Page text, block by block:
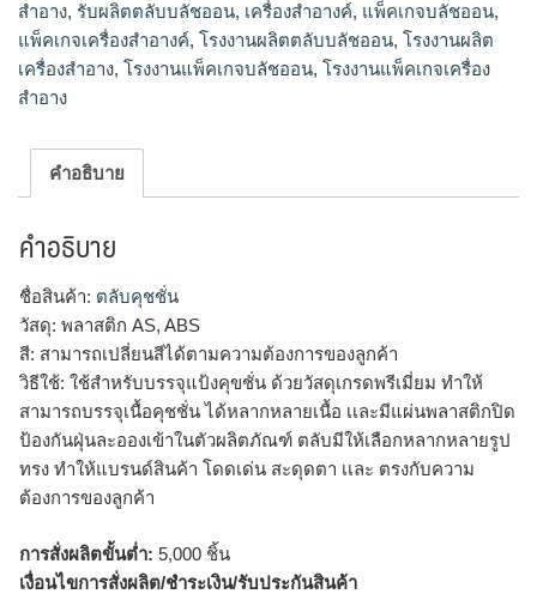
สำอาง, รับผลิตตลับบลัชออน, เครื่องสำอางค์, แพ็คเกจบลัชออน,
แพ็คเกจเครื่องสำอางค์, โรงงานผลิตตลับบลัชออน, โรงงานผลิต
เครื่องสำอาง, โรงงานแพ็คเกจบลัชออน, โรงงานแพ็คเกจเครื่อง
สำอาง
คำอธิบาย
คำอธิบาย
ชื่อสินค้า: ตลับคุชชั่น
วัสดุ: พลาสติก AS, ABS
สี: สามารถเปลี่ยนสีได้ตามความต้องการของลูกค้า
วิธีใช้: ใช้สำหรับบรรจุแป้งคุขชั่น ด้วยวัสดุเกรดพรีเมี่ยม ทำให้
สามารถบรรจุเนื้อคุชชั่น ได้หลากหลายเนื้อ เเละมีแผ่นพลาสติกปิด
ป้องกันฝุ่นละอองเข้าในตัวผลิตภัณฑ์ ตลับมีให้เลือกหลากหลายรูป
ทรง ทำให้แบรนด์สินค้า โดดเด่น สะดุดตา เเละ ตรงกับความ
ต้องการของลูกค้า
การสั่งผลิตขั้นต่ำ: 5,000 ชิ้น
เงื่อนไขการสั่งผลิต/ชำระเงิน/รับประกันสินค้า